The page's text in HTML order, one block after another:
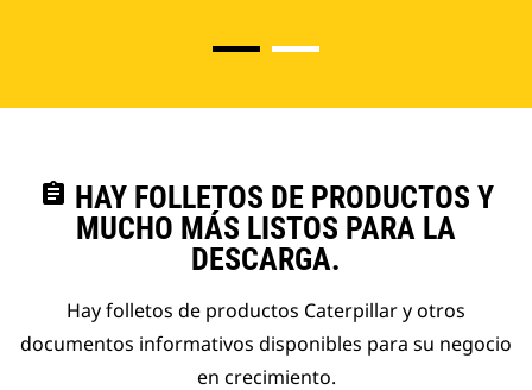
assignment HAY FOLLETOS DE PRODUCTOS Y
MUCHO MÁS LISTOS PARA LA
DESCARGA.
Hay folletos de productos Caterpillar y otros
documentos informativos disponibles para su negocio
en crecimiento.